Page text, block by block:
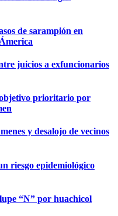
de sarampión en
juicios a exfuncionarios
prioritario por
y desalojo de vecinos
riesgo epidemiológico
“N” por huachicol